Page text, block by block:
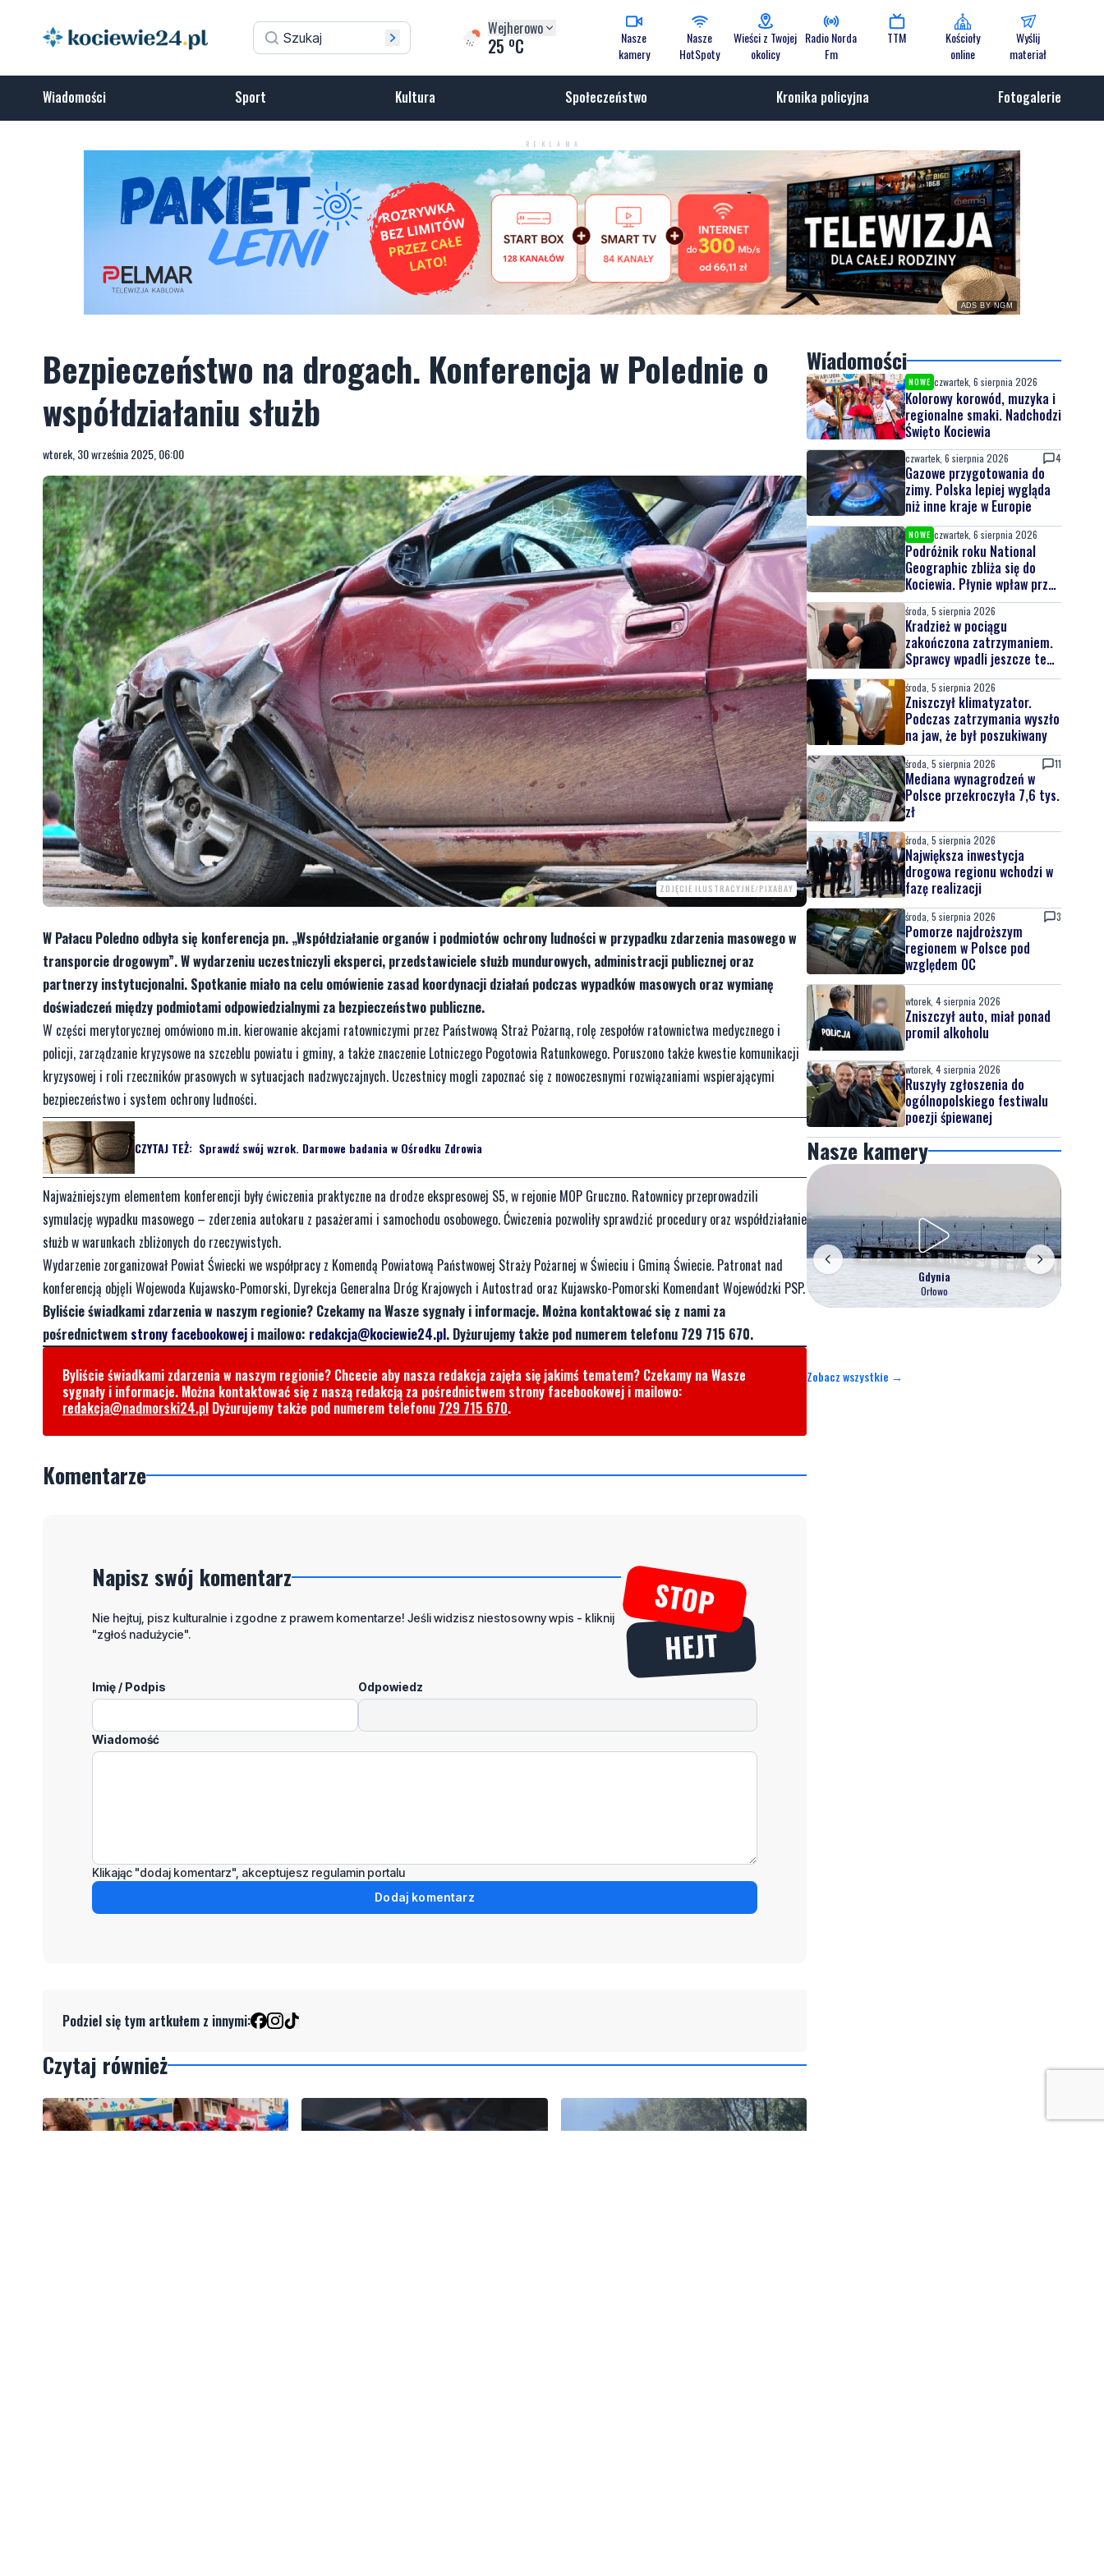
Wejherowo
25 oC
Nasze
kamery
Nasze
HotSpoty
Wieści z Twojej
okolicy
Radio Norda
Fm
TTM
Kościoły
online
Wyślij
materiał
Wiadomości Sport Kultura Społeczeństwo Kronika policyjna Fotogalerie
REKLAMA
ADS BY NGM
Bezpieczeństwo na drogach. Konferencja w Polednie o
współdziałaniu służb
wtorek, 30 września 2025, 06:00
ZDJĘCIE ILUSTRACYJNE/PIXABAY
W Pałacu Poledno odbyła się konferencja pn. „Współdziałanie organów i podmiotów ochrony ludności w przypadku zdarzenia masowego w
transporcie drogowym”. W wydarzeniu uczestniczyli eksperci, przedstawiciele służb mundurowych, administracji publicznej oraz
partnerzy instytucjonalni. Spotkanie miało na celu omówienie zasad koordynacji działań podczas wypadków masowych oraz wymianę
doświadczeń między podmiotami odpowiedzialnymi za bezpieczeństwo publiczne.
W części merytorycznej omówiono m.in. kierowanie akcjami ratowniczymi przez Państwową Straż Pożarną, rolę zespołów ratownictwa medycznego i
policji, zarządzanie kryzysowe na szczeblu powiatu i gminy, a także znaczenie Lotniczego Pogotowia Ratunkowego. Poruszono także kwestie komunikacji
kryzysowej i roli rzeczników prasowych w sytuacjach nadzwyczajnych. Uczestnicy mogli zapoznać się z nowoczesnymi rozwiązaniami wspierającymi
bezpieczeństwo i system ochrony ludności.
CZYTAJ TEŻ: Sprawdź swój wzrok. Darmowe badania w Ośrodku Zdrowia
Najważniejszym elementem konferencji były ćwiczenia praktyczne na drodze ekspresowej S5, w rejonie MOP Gruczno. Ratownicy przeprowadzili
symulację wypadku masowego – zderzenia autokaru z pasażerami i samochodu osobowego. Ćwiczenia pozwoliły sprawdzić procedury oraz współdziałanie
służb w warunkach zbliżonych do rzeczywistych.
Wydarzenie zorganizował Powiat Świecki we współpracy z Komendą Powiatową Państwowej Straży Pożarnej w Świeciu i Gminą Świecie. Patronat nad
konferencją objęli Wojewoda Kujawsko-Pomorski, Dyrekcja Generalna Dróg Krajowych i Autostrad oraz Kujawsko-Pomorski Komendant Wojewódzki PSP.
Byliście świadkami zdarzenia w naszym regionie? Czekamy na Wasze sygnały i informacje. Można kontaktować się z nami za
pośrednictwem strony facebookowej i mailowo: redakcja@kociewie24.pl. Dyżurujemy także pod numerem telefonu 729 715 670.
Byliście świadkami zdarzenia w naszym regionie? Chcecie aby nasza redakcja zajęła się jakimś tematem? Czekamy na Wasze
sygnały i informacje. Można kontaktować się z naszą redakcją za pośrednictwem strony facebookowej i mailowo:
redakcja@nadmorski24.pl Dyżurujemy także pod numerem telefonu 729 715 670.
Komentarze
Napisz swój komentarz
Nie hejtuj, pisz kulturalnie i zgodne z prawem komentarze! Jeśli widzisz niestosowny wpis - kliknij
"zgłoś nadużycie".
Imię / Podpis Odpowiedz
Wiadomość
Klikając "dodaj komentarz", akceptujesz regulamin portalu
Dodaj komentarz
Podziel się tym artkułem z innymi:
Czytaj również
Wiadomości
NOWE czwartek, 6 sierpnia 2026
Kolorowy korowód, muzyka i
regionalne smaki. Nadchodzi
Święto Kociewia
czwartek, 6 sierpnia 2026 4
Gazowe przygotowania do
zimy. Polska lepiej wygląda
niż inne kraje w Europie
NOWE czwartek, 6 sierpnia 2026
Podróżnik roku National
Geographic zbliża się do
Kociewia. Płynie wpław przez
całą Wisłę
środa, 5 sierpnia 2026
Kradzież w pociągu
zakończona zatrzymaniem.
Sprawcy wpadli jeszcze tego
samego dnia
środa, 5 sierpnia 2026
Zniszczył klimatyzator.
Podczas zatrzymania wyszło
na jaw, że był poszukiwany
środa, 5 sierpnia 2026 11
Mediana wynagrodzeń w
Polsce przekroczyła 7,6 tys.
zł
środa, 5 sierpnia 2026
Największa inwestycja
drogowa regionu wchodzi w
fazę realizacji
środa, 5 sierpnia 2026 3
Pomorze najdroższym
regionem w Polsce pod
względem OC
wtorek, 4 sierpnia 2026
Zniszczył auto, miał ponad
promil alkoholu
wtorek, 4 sierpnia 2026
Ruszyły zgłoszenia do
ogólnopolskiego festiwalu
poezji śpiewanej
Nasze kamery
Gdynia
Orłowo
Zobacz wszystkie →